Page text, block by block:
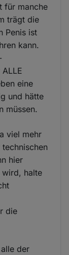
für manche
trägt die
Penis ist
kann.
eine
und hätte
müssen.
viel mehr
hier
wird, halte
die
der